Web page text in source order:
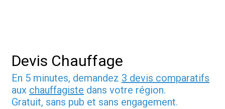
Devis Chauffage
En 5 minutes, demandez 3 devis comparatifs
aux chauffagiste dans votre région.
Gratuit, sans pub et sans engagement.